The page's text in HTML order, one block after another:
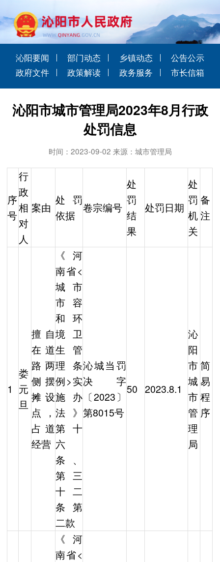
沁阳要闻 部门动态 乡镇动态
公告公示
政府文件
政策解读 政务服务 市长信箱
沁阳市城市管理局2023年8月行政
处罚信息
时间：2023-09-02 来源：城市管理局
序
号
行
政
相
对
人
案由
处罚
依据
卷宗编号
处
罚
结
果
处罚日期
处
罚
机
关
备
注
1
娄
元
旦
擅自
在道
路两
侧摆
摊设
点，
占道
经营
《河
南省<
城市
市容
和环
境卫
生管
理条
例>实
施办
法》
第十
六
条、
第三
十二
条第
二款
沁城当罚
决字
〔2023〕
第8015号
50 2023.8.1
沁
阳
市
城
市
管
理
局
简
易
程
序
《河
南省<